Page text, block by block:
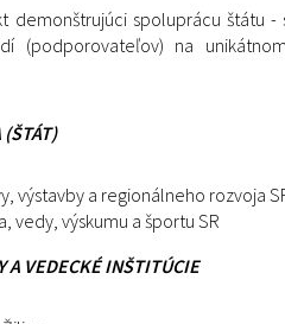
demonštrujúci spoluprácu štátu
(podporovateľov) na
výstavby a regionálneho rozvoja
vedy, výskumu a športu SR
A VEDECKÉ INŠTITÚCIE